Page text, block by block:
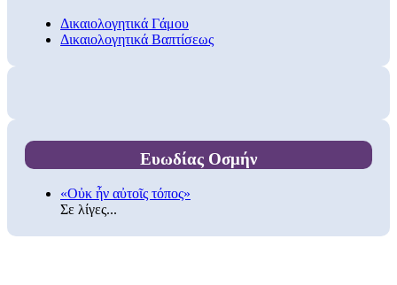
Δικαιολογητικά Γάμου
Δικαιολογητικά Βαπτίσεως
Ευωδίας Οσμήν
«Οὐκ ἦν αὐτοῖς τόπος»
Σε λίγες...